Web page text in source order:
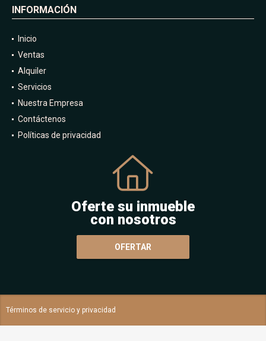
INFORMACIÓN
Inicio
Ventas
Alquiler
Servicios
Nuestra Empresa
Contáctenos
Políticas de privacidad
Oferte su inmueble
con nosotros
OFERTAR
Términos de servicio y privacidad